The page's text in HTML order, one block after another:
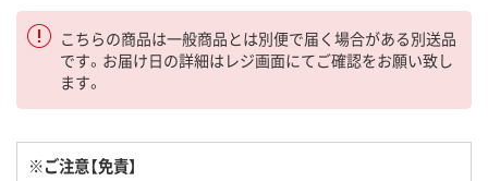
こちらの商品は一般商品とは別便で届く場合がある別送品
です。お届け日の詳細はレジ画面にてご確認をお願い致し
ます。
※ご注意【免責】